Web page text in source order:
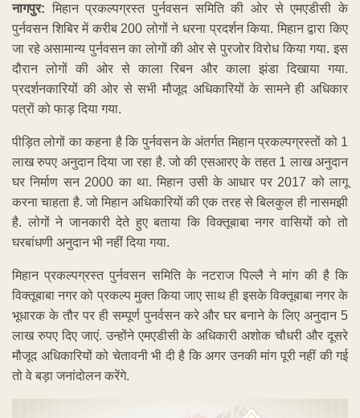
नागपुर: मिहान प्रकल्पग्रस्त पुर्नवसन समिति की ओर से एमएडीसी के
पुर्नवसन शिबिर में करीब 200 लोगों ने धरना प्रदर्शन किया. मिहान द्वारा किए
जा रहे असामान्य पुर्नवसन का लोगों की ओर से पुरजोर विरोध किया गया. इस
दौरान लोगों की ओर से काला रिबन और काला झंडा दिखाया गया.
प्रदर्शनकारियों की ओर से सभी मौजूद अधिकारियों के सामने ही अधिकार
पत्रों को फाड़ दिया गया.
पीड़ित लोगों का कहना है कि पुर्नवसन के अंतर्गत मिहान प्रकल्पग्रस्तों को 1
लाख रुपए अनुदान दिया जा रहा है. जो की एसआरए के तहत 1 लाख अनुदान
घर निर्माण सन 2000 का था. मिहान उसी के आधार पर 2017 को लागू
करना चाहता है. जो मिहान अधिकारियों की एक तरह से बिलकुल ही नासमझी
है. लोगों ने जानकारी देते हुए बताया कि विक्तूबाबा नगर वासियों को तो
घरबांधणी अनुदान भी नहीं दिया गया.
मिहान प्रकल्पग्रस्त पुर्नवसन समिति के नटराज पिल्लै ने मांग की है कि
विक्तूबाबा नगर को प्रकल्प मुक्त किया जाए साथ ही इसके विक्तूबाबा नगर के
भूधारक के तौर पर ही सम्पूर्ण पुनर्वसन करे और घर बनाने के लिए अनुदान 5
लाख रुपए दिए जाएं. उन्होंने एमएडीसी के अधिकारी अशोक चौधरी और दूसरे
मौजूद अधिकारियों को चेतावनी भी दी है कि अगर उनकी मांग पूरी नहीं की गई
तो वे बड़ा जनांदोलन करेंगे.